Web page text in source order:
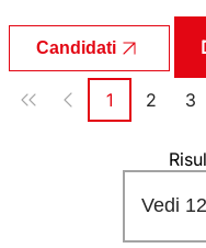
Candidati
Paginazione
Pagina
1 Pagina
2 3
Vedi